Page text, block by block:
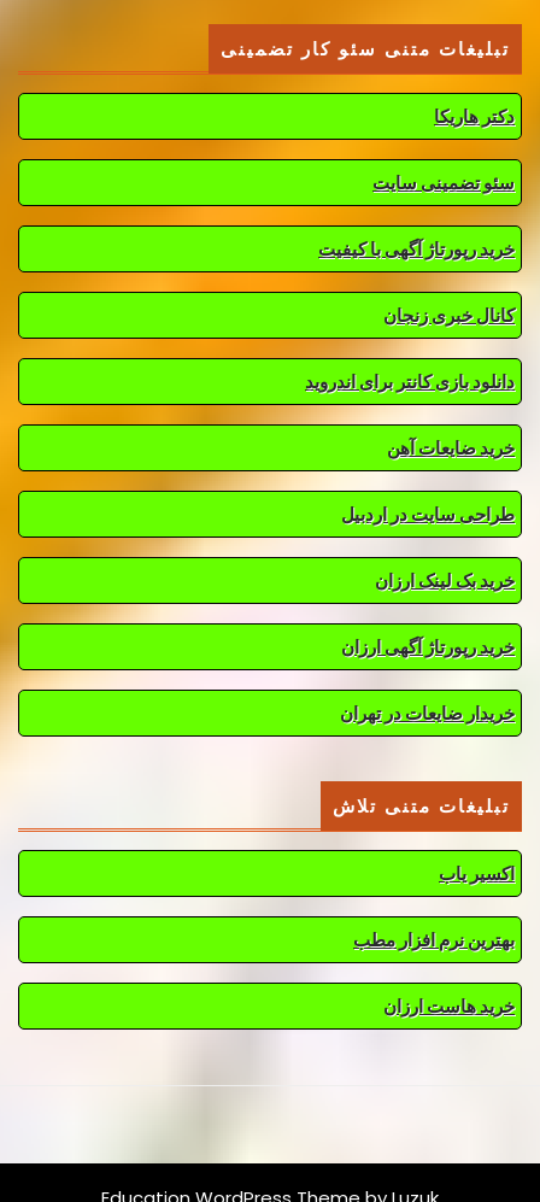
تبلیغات متنی سئو کار تضمینی
دکتر هاریکا
سئو تضمینی سایت
خرید رپورتاژ آگهی با کیفیت
کانال خبری زنجان
دانلود بازی کانتر برای اندروید
خرید ضایعات آهن
طراحی سایت در اردبیل
خرید بک لینک ارزان
خرید رپورتاژ آگهی ارزان
خریدار ضایعات در تهران
تبلیغات متنی تلاش
اکسیر یاب
بهترین نرم افزار مطب
خرید هاست ارزان